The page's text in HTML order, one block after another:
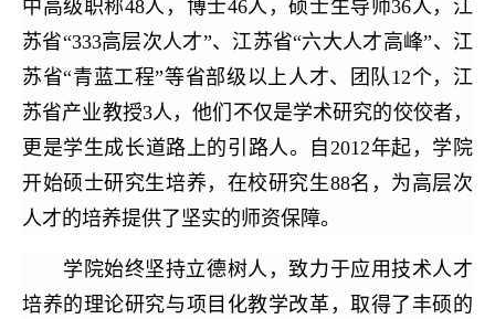
中高级职称48人，博士46人，硕士生导师36人，江
苏省“333高层次人才”、江苏省“六大人才高峰”、江
苏省“青蓝工程”等省部级以上人才、团队12个，江
苏省产业教授3人，他们不仅是学术研究的佼佼者，
更是学生成长道路上的引路人。自2012年起，学院
开始硕士研究生培养，在校研究生88名，为高层次
人才的培养提供了坚实的师资保障。
学院始终坚持立德树人，致力于应用技术人才
培养的理论研究与项目化教学改革，取得了丰硕的